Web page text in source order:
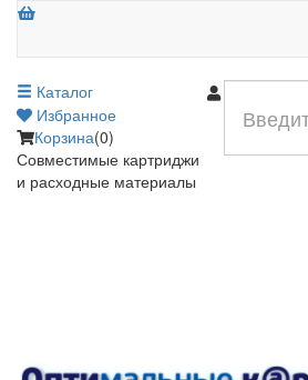
Каталог
Избранное
Корзина(0)
Совместимые картриджи
и расходные материалы